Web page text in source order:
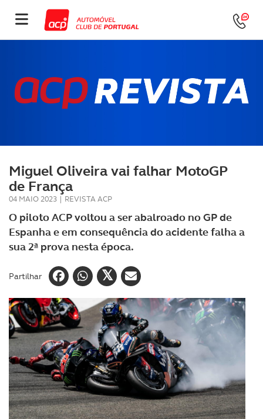
Miguel Oliveira vai falhar MotoGP
de França
04 MAIO 2023 | REVISTA ACP
O piloto ACP voltou a ser abalroado no GP de
Espanha e em consequência do acidente falha a
sua 2ª prova nesta época.
Partilhar